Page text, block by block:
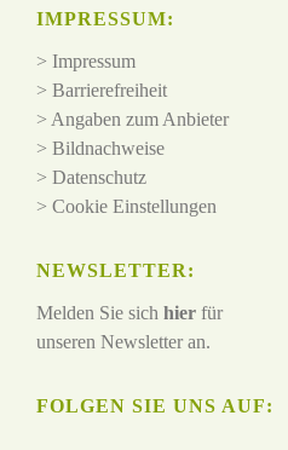
IMPRESSUM:
> Impressum
> Barrierefreiheit
> Angaben zum Anbieter
> Bildnachweise
> Datenschutz
> Cookie Einstellungen
NEWSLETTER:
Melden Sie sich hier für
unseren Newsletter an.
FOLGEN SIE UNS AUF: